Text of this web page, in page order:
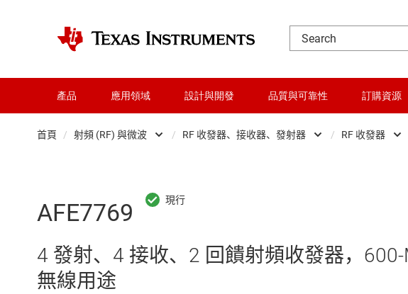
產品 應用領域 設計與開發 品質與可靠性 訂購資源
首頁 / 射頻 (RF) 與微波
交換器與多工器
射頻 (RF) 與微波 邏輯和電壓轉換
/ RF 收發器、接收器、發射器
RF 收發器、接收器、發射器
/ RF 收發器
AFE7769
4 發射、4 接收、2 回饋射頻收發器，600-
無線用途